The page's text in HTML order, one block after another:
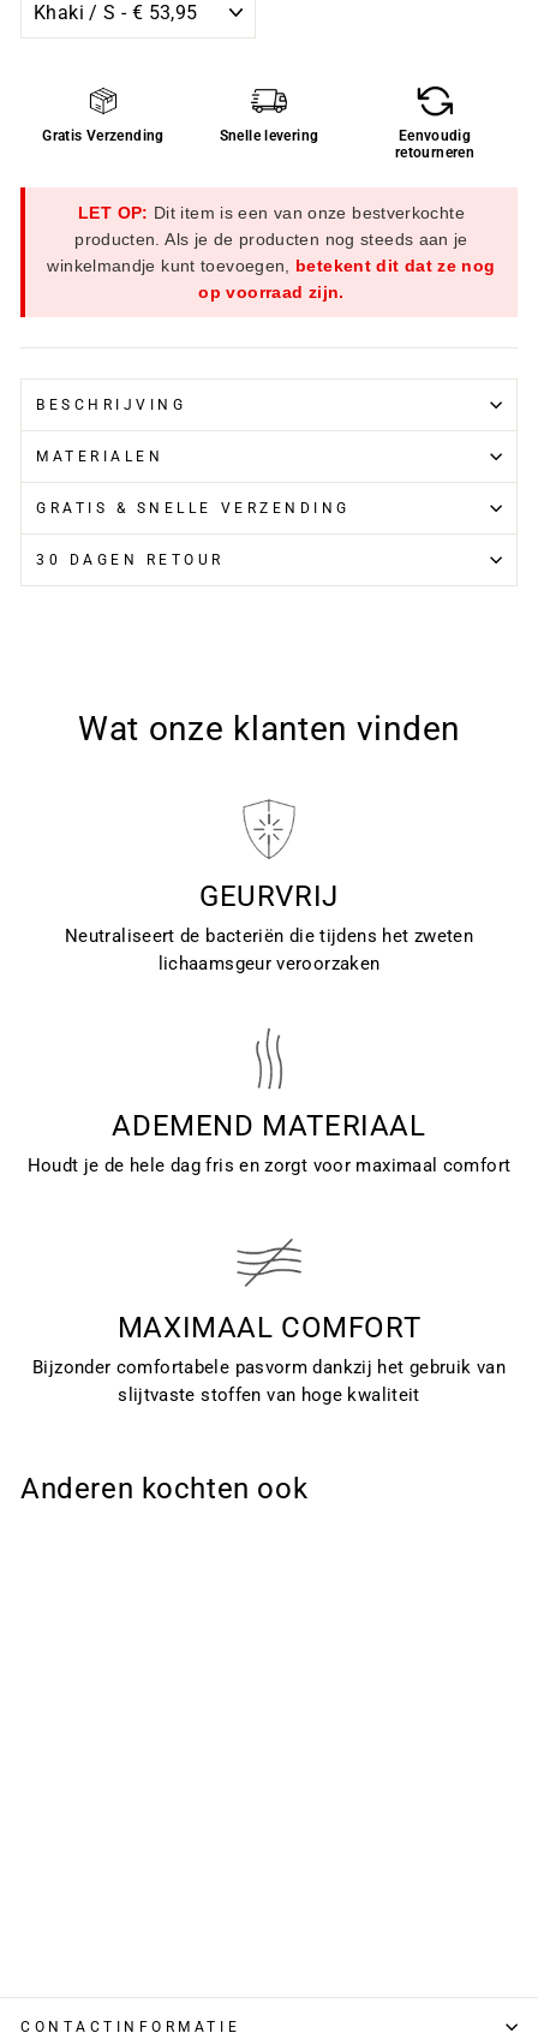
Gratis Verzending Snelle levering
Eenvoudig
retourneren
LET OP: Dit item is een van onze bestverkochte
producten. Als je de producten nog steeds aan je
winkelmandje kunt toevoegen, betekent dit dat ze nog
op voorraad zijn.
BESCHRIJVING
MATERIALEN
GRATIS & SNELLE VERZENDING
30 DAGEN RETOUR
Wat onze klanten vinden
GEURVRIJ
Neutraliseert de bacteriën die tijdens het zweten
lichaamsgeur veroorzaken
ADEMEND MATERIAAL
Houdt je de hele dag fris en zorgt voor maximaal comfort
MAXIMAAL COMFORT
Bijzonder comfortabele pasvorm dankzij het gebruik van
slijtvaste stoffen van hoge kwaliteit
Anderen kochten ook
CONTACTINFORMATIE